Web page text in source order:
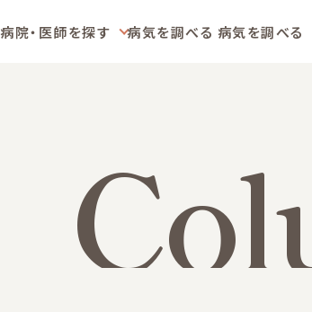
病院・医師を探す 病気を調べる 病気を調べる